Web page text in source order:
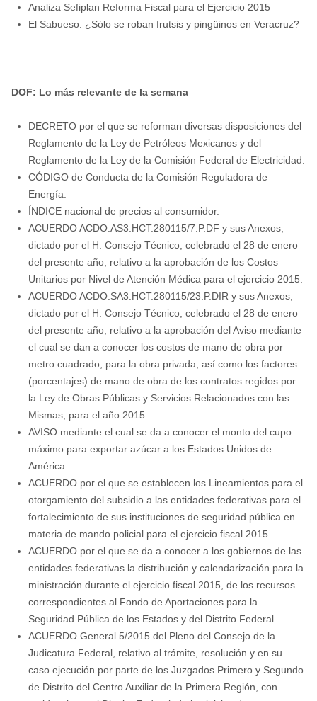
Analiza Sefiplan Reforma Fiscal para el Ejercicio 2015
El Sabueso: ¿Sólo se roban frutsis y pingüinos en Veracruz?
DOF: Lo más relevante de la semana
DECRETO por el que se reforman diversas disposiciones del
Reglamento de la Ley de Petróleos Mexicanos y del
Reglamento de la Ley de la Comisión Federal de Electricidad.
CÓDIGO de Conducta de la Comisión Reguladora de
Energía.
ÍNDICE nacional de precios al consumidor.
ACUERDO ACDO.AS3.HCT.280115/7.P.DF y sus Anexos,
dictado por el H. Consejo Técnico, celebrado el 28 de enero
del presente año, relativo a la aprobación de los Costos
Unitarios por Nivel de Atención Médica para el ejercicio 2015.
ACUERDO ACDO.SA3.HCT.280115/23.P.DIR y sus Anexos,
dictado por el H. Consejo Técnico, celebrado el 28 de enero
del presente año, relativo a la aprobación del Aviso mediante
el cual se dan a conocer los costos de mano de obra por
metro cuadrado, para la obra privada, así como los factores
(porcentajes) de mano de obra de los contratos regidos por
la Ley de Obras Públicas y Servicios Relacionados con las
Mismas, para el año 2015.
AVISO mediante el cual se da a conocer el monto del cupo
máximo para exportar azúcar a los Estados Unidos de
América.
ACUERDO por el que se establecen los Lineamientos para el
otorgamiento del subsidio a las entidades federativas para el
fortalecimiento de sus instituciones de seguridad pública en
materia de mando policial para el ejercicio fiscal 2015.
ACUERDO por el que se da a conocer a los gobiernos de las
entidades federativas la distribución y calendarización para la
ministración durante el ejercicio fiscal 2015, de los recursos
correspondientes al Fondo de Aportaciones para la
Seguridad Pública de los Estados y del Distrito Federal.
ACUERDO General 5/2015 del Pleno del Consejo de la
Judicatura Federal, relativo al trámite, resolución y en su
caso ejecución por parte de los Juzgados Primero y Segundo
de Distrito del Centro Auxiliar de la Primera Región, con